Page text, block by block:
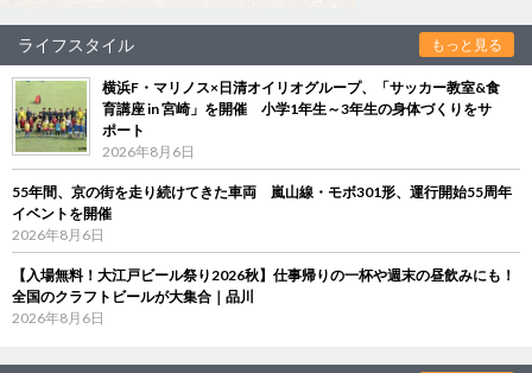
ライフスタイル もっと見る
横浜F・マリノス×日清オイリオグループ、「サッカー教室&食
育講座 in 宮崎」を開催 小学1年生～3年生の身体づくりをサ
ポート
2026年8月6日
55年間、京の街を走り続けてきた車両 嵐山線・モボ301形、運行開始55周年
イベントを開催
2026年8月6日
【入場無料！大江戸ビール祭り2026秋】仕事帰りの一杯や週末の昼飲みにも！
全国のクラフトビールが大集合｜品川
2026年8月6日